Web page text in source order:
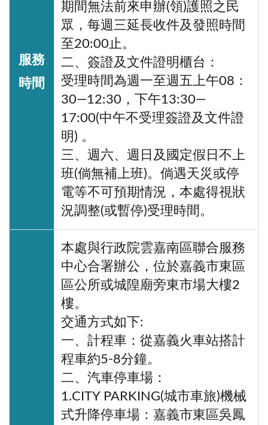
服務
時間
期間無法前來申辦(領)護照之民
眾，每週三延長收件及發照時間
至20:00止。
二、簽證及文件證明櫃台：
受理時間為週一至週五上午08：
30—12:30，下午13:30—
17:00(中午不受理簽證及文件證
明) 。
三、週六、週日及國定假日不上
班(倘無補上班)。倘遇天災或停
電等不可預期情況，本處得視狀
況調整(或暫停)受理時間。
本處與行政院雲嘉南區聯合服務
中心合署辦公，位於嘉義市東區
區公所或城隍廟旁東市場大樓2
樓。
交通方式如下:
一、計程車：從嘉義火車站搭計
程車約5-8分鐘。
二、汽車停車場：
1.CITY PARKING(城市車旅)機械
式升降停車場：嘉義市東區吳鳳